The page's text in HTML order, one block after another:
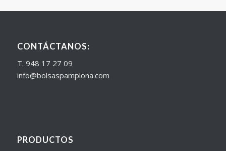
CONTÁCTANOS:
T. 948 17 27 09
info@bolsaspamplona.com
PRODUCTOS